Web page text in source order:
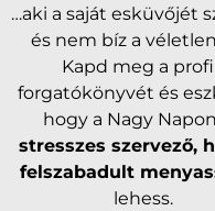
…aki a saját esküvőjét
és nem bíz a
Kapd meg a
forgatókönyvét és
hogy a Nagy Napon
stresszes szervező,
felszabadult
lehess.